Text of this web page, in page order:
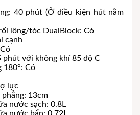
40 phút (Ở điều kiện hút nằm
lông/tóc DualBlock: Có
cạnh
phút với không khí 85 độ C
180°: Có
lực
phẳng: 13cm
nước sạch: 0.8L